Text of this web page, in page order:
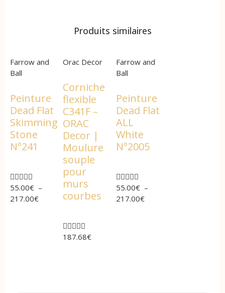
Produits similaires
Farrow and
Ball
Peinture
Dead Flat
Skimming
Stone
N°241

55.00€ –
217.00€
Orac Decor
Corniche
flexible
C341F –
ORAC
Decor |
Moulure
souple
pour
murs
courbes

187.68€
Farrow and
Ball
Peinture
Dead Flat
ALL
White
N°2005

55.00€ –
217.00€